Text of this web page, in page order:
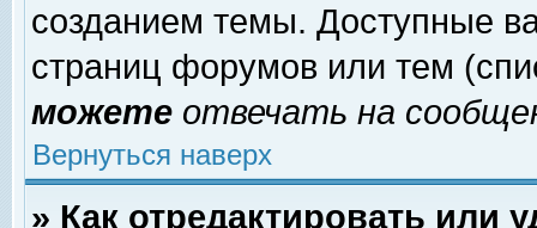
созданием темы. Доступные
страниц форумов или тем
можете отвечать на
Вернуться наверх
» Как отредактировать или